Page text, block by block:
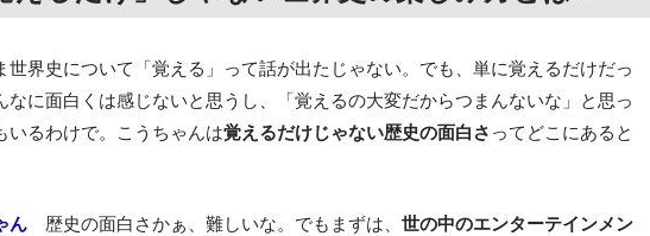
界史について「覚える」って話が出たじゃない。でも、単に覚えるだけだっ
なに面白くは感じないと思うし、「覚えるの大変だからつまんないな」と思っ
いるわけで。こうちゃんは覚えるだけじゃない歴史の面白さ ってどこにあると
ん 歴史の面白さかぁ、難しいな。でもまずは、世の中のエンターテインメン